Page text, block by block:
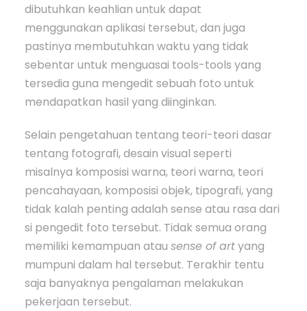
dibutuhkan keahlian untuk dapat
menggunakan aplikasi tersebut, dan juga
pastinya membutuhkan waktu yang tidak
sebentar untuk menguasai tools-tools yang
tersedia guna mengedit sebuah foto untuk
mendapatkan hasil yang diinginkan.
Selain pengetahuan tentang teori-teori dasar
tentang fotografi, desain visual seperti
misalnya komposisi warna, teori warna, teori
pencahayaan, komposisi objek, tipografi, yang
tidak kalah penting adalah sense atau rasa dari
si pengedit foto tersebut. Tidak semua orang
memiliki kemampuan atausense of artyang
mumpuni dalam hal tersebut. Terakhir tentu
saja banyaknya pengalaman melakukan
pekerjaan tersebut.